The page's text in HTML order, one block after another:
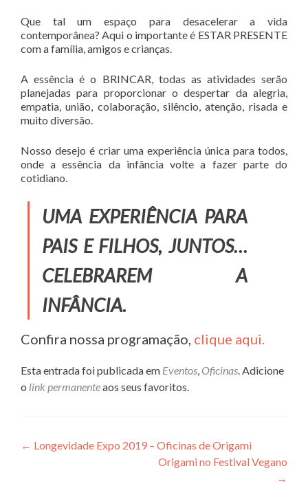
Que tal um espaço para desacelerar a vida
contemporânea? Aqui o importante é ESTAR PRESENTE
com a família, amigos e crianças.
A essência é o BRINCAR, todas as atividades serão
planejadas para proporcionar o despertar da alegria,
empatia, união, colaboração, silêncio, atenção, risada e
muito diversão.
Nosso desejo é criar uma experiência única para todos,
onde a essência da infância volte a fazer parte do
cotidiano.
UMA EXPERIÊNCIA PARA
PAIS E FILHOS, JUNTOS…
CELEBRAREM A
INFÂNCIA.
Confira nossa programação, clique aqui.
Esta entrada foi publicada em Eventos Oficinas . Adicione
o link permanenteaos seus favoritos.
Navegação
← Longevidade Expo 2019 – Oficinas de Origami
Origami no Festival Vegano
→